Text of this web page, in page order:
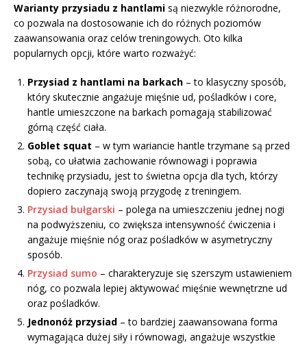
Warianty przysiadu z hantlami są niezwykle różnorodne,
co pozwala na dostosowanie ich do różnych poziomów
zaawansowania oraz celów treningowych. Oto kilka
popularnych opcji, które warto rozważyć:
Przysiad z hantlami na barkach – to klasyczny sposób,
który skutecznie angażuje mięśnie ud, pośladków i core,
hantle umieszczone na barkach pomagają stabilizować
górną część ciała.
Goblet squat – w tym wariancie hantle trzymane są przed
sobą, co ułatwia zachowanie równowagi i poprawia
technikę przysiadu, jest to świetna opcja dla tych, którzy
dopiero zaczynają swoją przygodę z treningiem.
Przysiad bułgarski – polega na umieszczeniu jednej nogi
na podwyższeniu, co zwiększa intensywność ćwiczenia i
angażuje mięśnie nóg oraz pośladków w asymetryczny
sposób.
Przysiad sumo – charakteryzuje się szerszym ustawieniem
nóg, co pozwala lepiej aktywować mięśnie wewnętrzne ud
oraz pośladków.
Jednonóż przysiad – to bardziej zaawansowana forma
wymagająca dużej siły i równowagi, angażuje wszystkie